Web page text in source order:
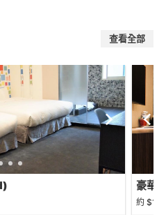
查看全部
豪華
約